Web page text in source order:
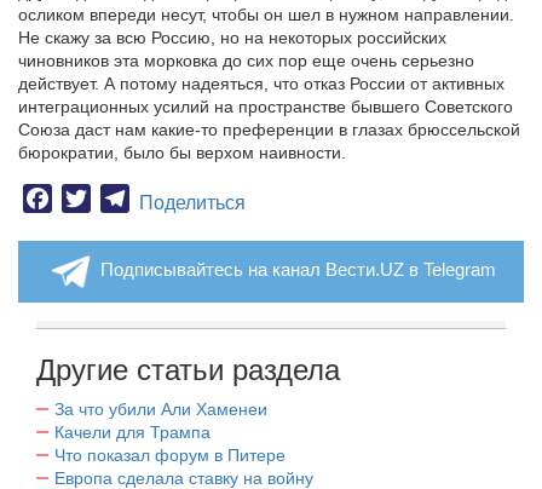
осликом впереди несут, чтобы он шел в нужном направлении.
Не скажу за всю Россию, но на некоторых российских
чиновников эта морковка до сих пор еще очень серьезно
действует. А потому надеяться, что отказ России от активных
интеграционных усилий на пространстве бывшего Советского
Союза даст нам какие-то преференции в глазах брюссельской
бюрократии, было бы верхом наивности.
Facebook
TwitterTelegram
Поделиться
Подписывайтесь на канал Вести.UZ в Telegram
Другие статьи раздела
За что убили Али Хаменеи
Качели для Трампа
Что показал форум в Питере
Европа сделала ставку на войну